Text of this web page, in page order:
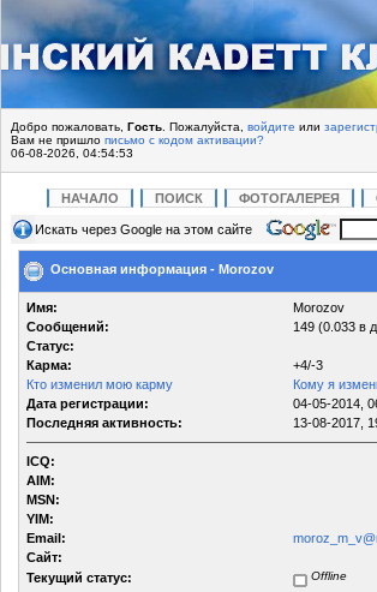
Добро пожаловать, Гость . Пожалуйста, войдите или
Вам не пришло письмо с кодом активации?
06-08-2026, 04:54:53
НАЧАЛО ПОИСК ФОТОГАЛЕРЕЯ
Искать через Google на этом сайте
Основная информация - Morozov
Имя:
Morozov
Сообщений:
149 (0.033 в
Статус:
Карма:
+4/-3
Кто изменил мою карму
Кому я
Дата регистрации:
04-05-2014,
Последняя активность:
13-08-2017,
ICQ:
AIM:
MSN:
YIM:
Email:
Сайт:
Текущий статус:
Offline